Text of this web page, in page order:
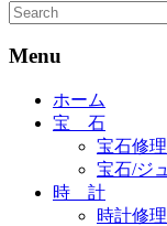
Menu
ホーム
宝 石
宝石修
宝石/ジ
時 計
時計修